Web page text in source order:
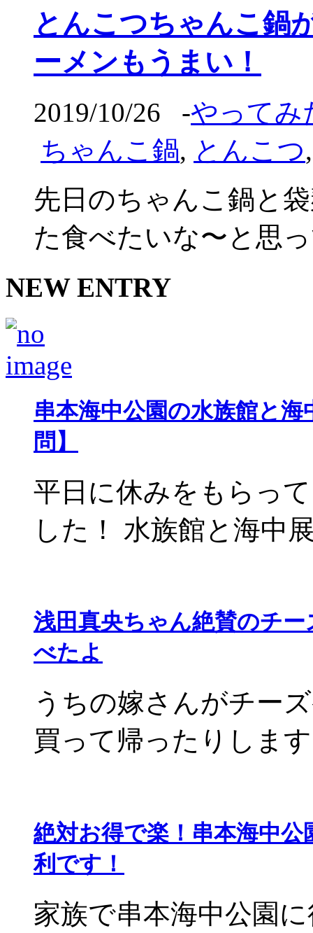
とんこつちゃんこ鍋
ーメンもうまい！
2019/10/26 -やってみ
ちゃんこ鍋, とんこつ
先日のちゃんこ鍋と
た食べたいな〜と思
NEW ENTRY
串本海中公園の水族館と
問】
平日に休みをもらっ
した！ 水族館と海中
浅田真央ちゃん絶賛のチ
べたよ
うちの嫁さんがチー
買って帰ったりしま
絶対お得で楽！串本海中
利です！
家族で串本海中公園